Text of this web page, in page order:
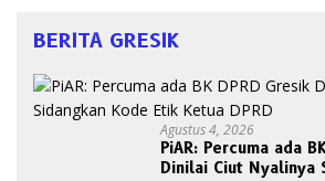
BERITA GRESIK
Agustus 4, 2026
PiAR: Percuma ada
Dinilai Ciut Nyalinya